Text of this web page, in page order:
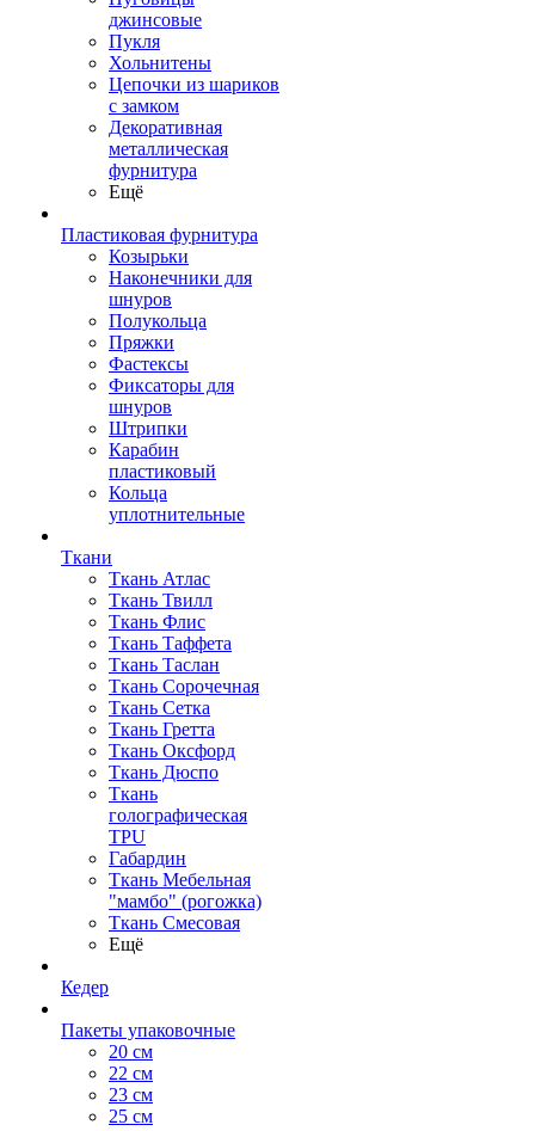
джинсовые
Пукля
Хольнитены
Цепочки из шариков
с замком
Декоративная
металлическая
фурнитура
Ещё
Пластиковая фурнитура
Козырьки
Наконечники для
шнуров
Полукольца
Пряжки
Фастексы
Фиксаторы для
шнуров
Штрипки
Карабин
пластиковый
Кольца
уплотнительные
Ткани
Ткань Атлас
Ткань Твилл
Ткань Флис
Ткань Таффета
Ткань Таслан
Ткань Сорочечная
Ткань Сетка
Ткань Гретта
Ткань Оксфорд
Ткань Дюспо
Ткань
голографическая
TPU
Габардин
Ткань Мебельная
"мамбо" (рогожка)
Ткань Смесовая
Ещё
Кедер
Пакеты упаковочные
20 см
22 см
23 см
25 см